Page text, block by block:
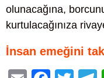
olunacağına,
kurtulacağınıza
İnsan emeğini